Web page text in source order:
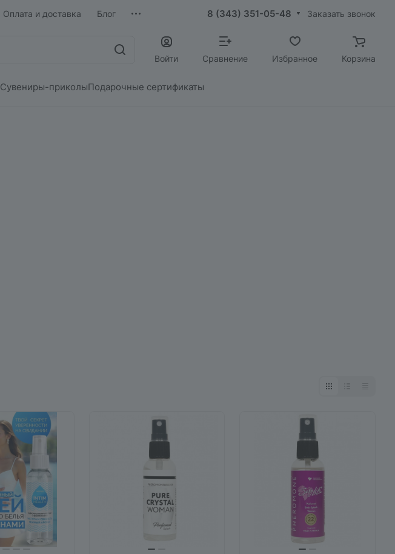
Оплата и доставка Блог 8 (343) 351-05-48 Заказать звонок
Войти Сравнение Избранное Корзина
Сувениры-приколыПодарочные сертификаты